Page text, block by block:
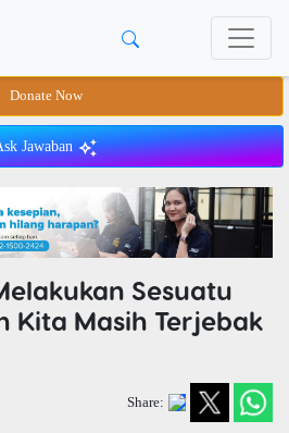
Donate Now
Jawaban
Sesuatu
Kita Masih Terjebak
Share: